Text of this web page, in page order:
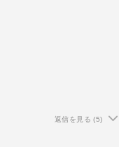
返信を見る (5)